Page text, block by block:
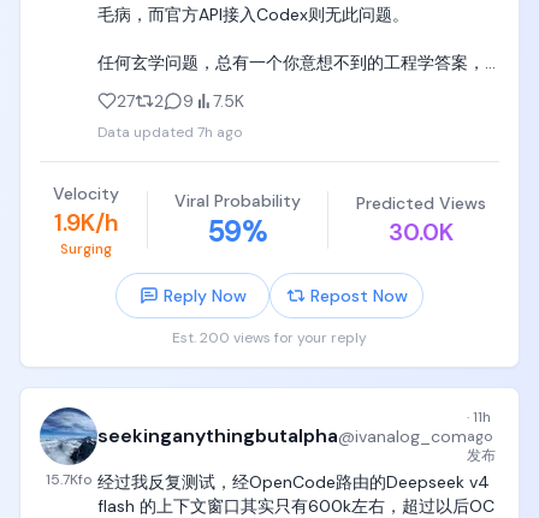
毛病，而官方API接入Codex则无此问题。
任何玄学问题，总有一个你意想不到的工程学答案，
然后这当然也有更好的工程方法来解决。
27 2 9 7.5K
Data updated 7h ago
Velocity
1.9K/h
Surging
Viral Probability
59%
Predicted Views
30.0K
Reply Now Repost Now
Est. 200 views for your reply
15.7Kfo
seekinganythingbutalpha@ivanalog_com
·11h
ago
发布
经过我反复测试，经OpenCode路由的Deepseek v4
flash 的上下文窗口其实只有600k左右，超过以后OC